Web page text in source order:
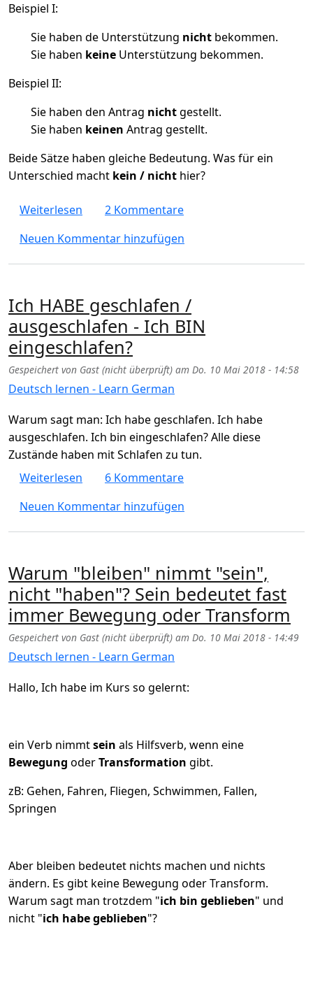
Beispiel I:
Sie haben de Unterstützung nicht bekommen.
Sie haben keine Unterstützung bekommen.
Beispiel II:
Sie haben den Antrag nichtgestellt.
Sie haben keinen Antrag gestellt.
Beide Sätze haben gleiche Bedeutung. Was für ein
Unterschied macht kein / nicht hier?
Weiterlesen über Satzbau Frage : Wann sagt man
2 Kommentare
Neuen Kommentar hinzufügen
Ich HABE geschlafen /
ausgeschlafen - Ich BIN
eingeschlafen?
Gespeichert von Gast (nicht überprüft) am Do. 10 Mai 2018 - 14:58
Deutsch lernen - Learn German
Warum sagt man: Ich habe geschlafen. Ich habe
ausgeschlafen. Ich bin eingeschlafen? Alle diese
Zustände haben mit Schlafen zu tun.
Weiterlesen über Ich HABE geschlafen / ausgeschlafen
6 Kommentare
Neuen Kommentar hinzufügen
Warum "bleiben" nimmt "sein",
nicht "haben"? Sein bedeutet fast
immer Bewegung oder Transform
Gespeichert von Gast (nicht überprüft) am Do. 10 Mai 2018 - 14:49
Deutsch lernen - Learn German
Hallo, Ich habe im Kurs so gelernt:
ein Verb nimmtsein als Hilfsverb, wenn eine
Bewegung oderTransformation gibt.
zB: Gehen, Fahren, Fliegen, Schwimmen, Fallen,
Springen
Aber bleiben bedeutet nichts machen und nichts
ändern. Es gibt keine Bewegung oder Transform.
Warum sagt man trotzdem "ich bin geblieben" und
nicht "ich habe geblieben"?